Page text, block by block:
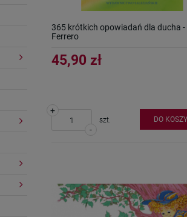
365 krótkich opowiadań dla ducha -
Ferrero
45,90 zł
-
+
szt. DO